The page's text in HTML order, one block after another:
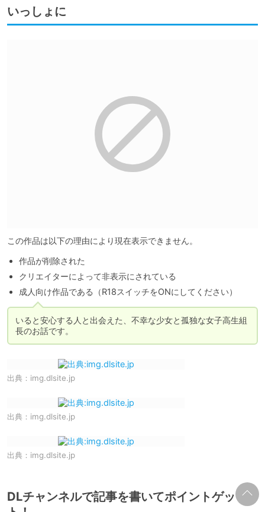
いっしょに
この作品は以下の理由により現在表示できません。
作品が削除された
クリエイターによって非表示にされている
成人向け作品である（R18スイッチをONにしてください）
いると安心する人と出会えた、不幸な少女と孤独な女子高生組
長のお話です。
出典： img.dlsite.jp
出典： img.dlsite.jp
出典： img.dlsite.jp
DLチャンネルで記事を書いてポイントゲッ